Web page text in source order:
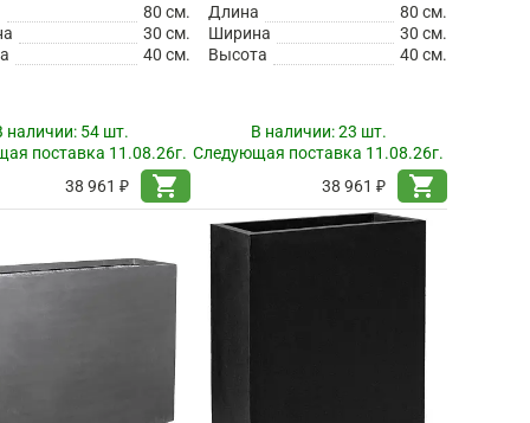
80 см.
30 см.
40 см.
наличии: 54 шт.
поставка 11.08.26г.
38 961 ₽
shopping_cart
Длина
80 см.
Ширина
30 см.
Высота
40 см.
В наличии:23 шт.
Следующая поставка 11.08.26г.
38 961 ₽
shopping_cart